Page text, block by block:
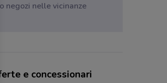
negozi nelle vicinanze
e concessionari